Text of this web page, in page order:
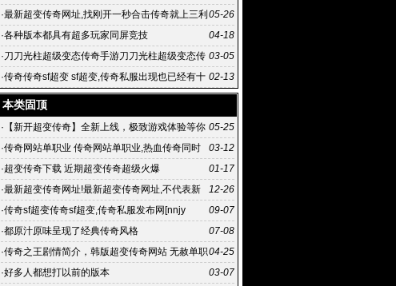
05-26
·最新超变传奇网址,找刚开一秒合击传奇就上三利
搜服网超级变态传:最新超
04-18
·各种版本都具有超多玩家同屏竞技
03-05
·刀刀光柱超级变态传奇手游刀刀光柱超级变态传
奇手游,满屏光
02-13
·传奇传奇sf超变 sf超变,传奇私服出现也已经有十
几个年头了
本类固顶
05-25
· 【新开超变传奇】全新上线，极致游戏体验等你
来战！
03-12
·传奇网站单职业 传奇网站单职业,热血传奇同时
出现在红月和石器时代并
01-17
·超变传奇下载 近期超变传奇超级火爆
12-26
·最新超变传奇网址!最新超变传奇网址,不代表新
浪网观点或立场
09-07
·传奇sf超变传奇sf超变,传奇私服发布网[nnjy
07-08
·都原汁原味呈现了经典传奇风格
04-25
·传奇之王剧情简介，韩版超变传奇网站 无赦单职
业手游_刀塔
03-07
·好多人都想打以前的版本